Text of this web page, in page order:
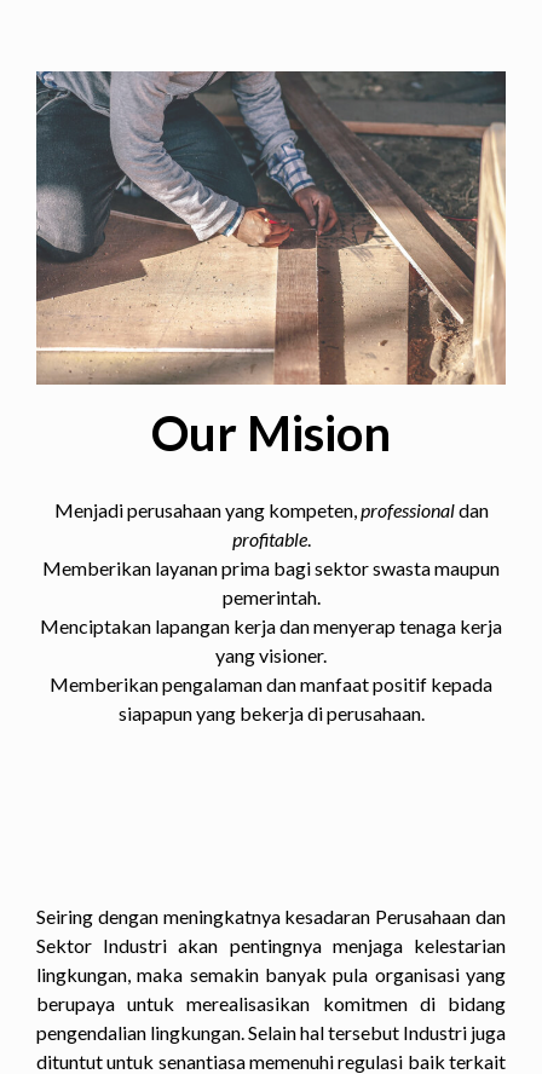
Our Mision
Menjadi perusahaan yang kompeten, professionaldan
profitable.
Memberikan layanan prima bagi sektor swasta maupun
pemerintah.
Menciptakan lapangan kerja dan menyerap tenaga kerja
yang visioner.
Memberikan pengalaman dan manfaat positif kepada
siapapun yang bekerja di perusahaan.
Seiring dengan meningkatnya kesadaran Perusahaan dan
Sektor Industri akan pentingnya menjaga kelestarian
lingkungan, maka semakin banyak pula organisasi yang
berupaya untuk merealisasikan komitmen di bidang
pengendalian lingkungan. Selain hal tersebut Industri juga
dituntut untuk senantiasa memenuhi regulasi baik terkait